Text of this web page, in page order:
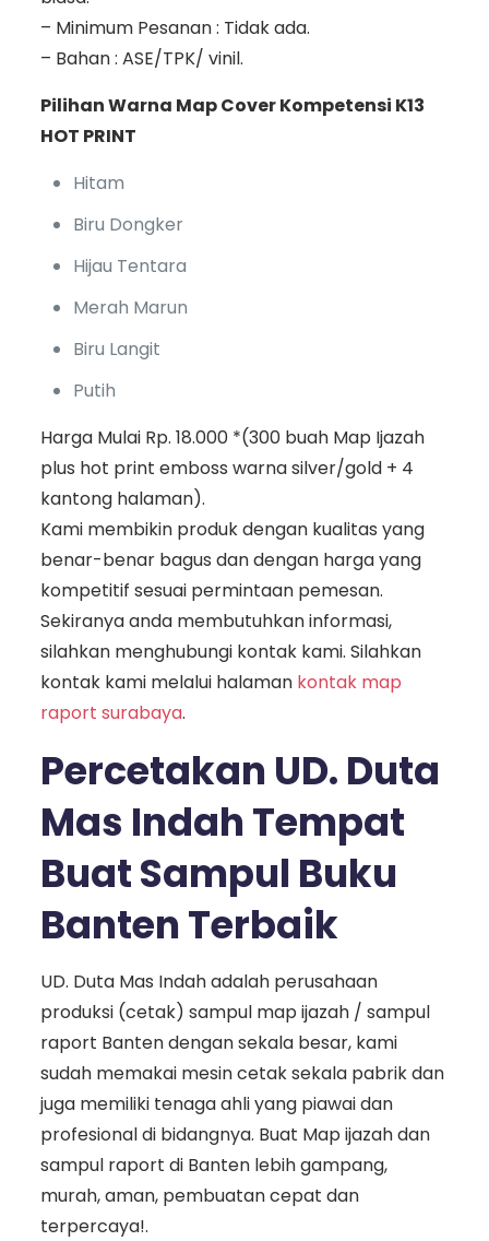
– Minimum Pesanan : Tidak ada.
– Bahan : ASE/TPK/ vinil.
Pilihan Warna Map Cover Kompetensi K13
HOT PRINT
Hitam
Biru Dongker
Hijau Tentara
Merah Marun
Biru Langit
Putih
Harga Mulai Rp. 18.000 *(300 buah Map Ijazah
plus hot print emboss warna silver/gold + 4
kantong halaman).
Kami membikin produk dengan kualitas yang
benar-benar bagus dan dengan harga yang
kompetitif sesuai permintaan pemesan.
Sekiranya anda membutuhkan informasi,
silahkan menghubungi kontak kami. Silahkan
kontak kami melalui halaman kontak map
raport surabaya.
Percetakan UD. Duta
Mas Indah Tempat
Buat Sampul Buku
Banten Terbaik
UD. Duta Mas Indah adalah perusahaan
produksi (cetak) sampul map ijazah / sampul
raport Banten dengan sekala besar, kami
sudah memakai mesin cetak sekala pabrik dan
juga memiliki tenaga ahli yang piawai dan
profesional di bidangnya. Buat Map ijazah dan
sampul raport di Banten lebih gampang,
murah, aman, pembuatan cepat dan
terpercaya!.